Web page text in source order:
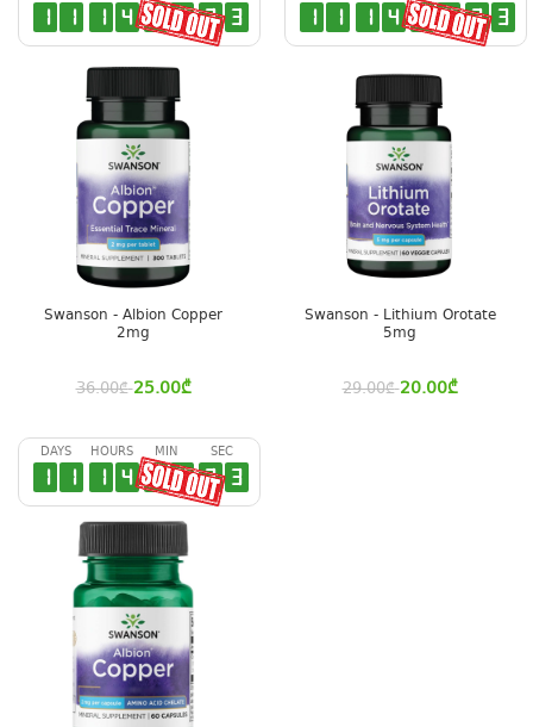
1 1 1 4 3 4 3 2
Swanson - Albion Copper
2mg
36.00₾ 25.00₾
1 1 1 4 3 4 3 2
Swanson - Lithium Orotate
5mg
29.00₾ 20.00₾
DAYS
1 1
HOURS
1 4
MIN
3 4
SEC
3 2